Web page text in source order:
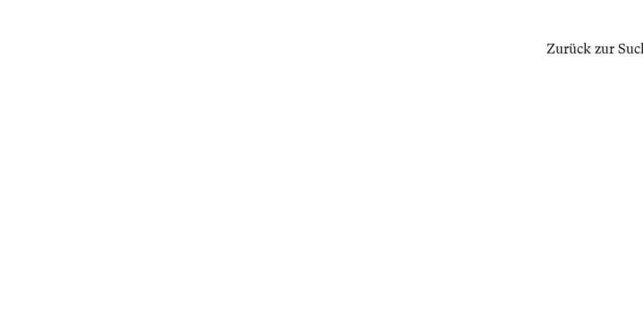
Zurück zur